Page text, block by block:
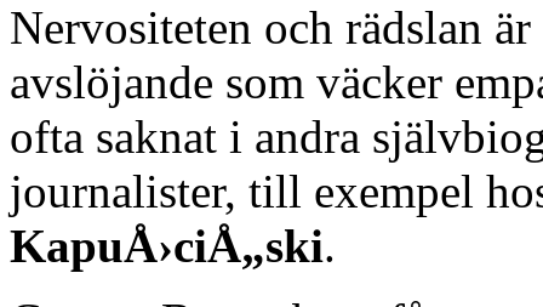
Nervositeten och rädslan
avslöjande som väcker
ofta saknat i andra
journalister, till exempel
KapuÅ›ciÅ„ski.